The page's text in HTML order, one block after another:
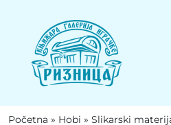
Početna » Hobi » Slikarski